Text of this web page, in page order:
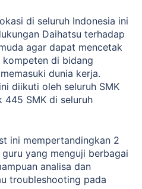
di seluruh Indonesia ini
Daihatsu terhadap
agar dapat mencetak
di bidang
dunia kerja.
diikuti oleh seluruh SMK
445 SMK di seluruh
ini mempertandingkan 2
yang menguji berbagai
analisa dan
troubleshooting pada